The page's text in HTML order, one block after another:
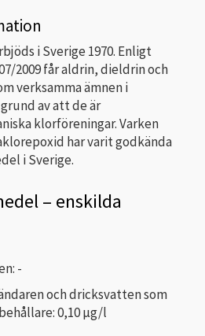
i Sverige 1970. Enligt
2009 får aldrin, dieldrin och
verksamma ämnen i
av att de är
klorföreningar. Varken
har varit godkända
i Sverige.
– enskilda
-
och dricksvatten som
0,10 µg/l